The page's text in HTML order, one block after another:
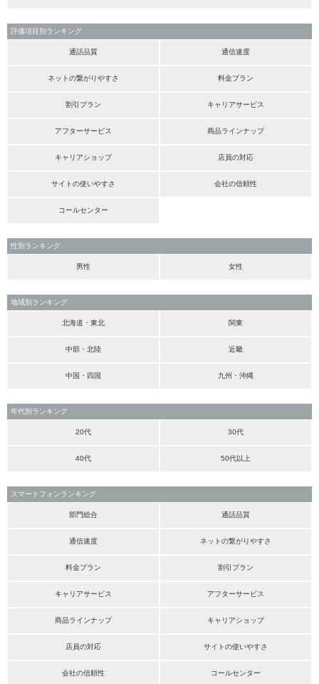
評価項目別ランキング
通話品質 通信速度
ネットの繋がりやすさ 料金プラン
割引プラン キャリアサービス
アフターサービス 商品ラインナップ
キャリアショップ 店員の対応
サイトの使いやすさ 会社の信頼性
コールセンター
性別ランキング
男性 女性
地域別ランキング
北海道・東北 関東
中部・北陸 近畿
中国・四国 九州・沖縄
年代別ランキング
20代 30代
40代 50代以上
スマートフォンランキング
部門総合 通話品質
通信速度 ネットの繋がりやすさ
料金プラン 割引プラン
キャリアサービス アフターサービス
商品ラインナップ キャリアショップ
店員の対応 サイトの使いやすさ
会社の信頼性 コールセンター